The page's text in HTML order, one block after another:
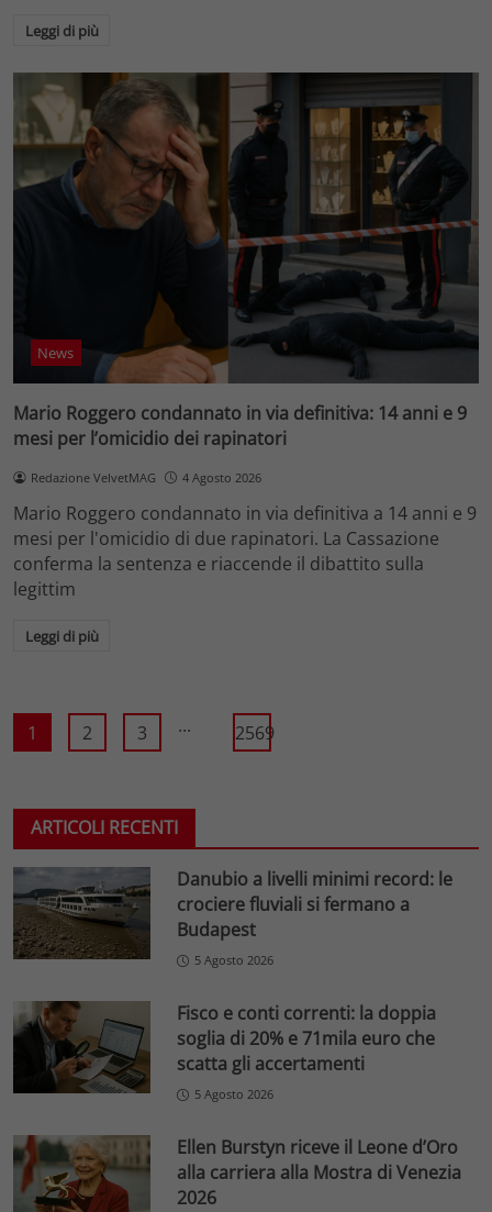
Leggi di più
News
Mario Roggero condannato in via definitiva: 14 anni e 9
mesi per l’omicidio dei rapinatori
Redazione VelvetMAG 4 Agosto 2026
Mario Roggero condannato in via definitiva a 14 anni e 9
mesi per l'omicidio di due rapinatori. La Cassazione
conferma la sentenza e riaccende il dibattito sulla
legittim
Leggi di più
1 2 3 ... 2569
ARTICOLI RECENTI
Danubio a livelli minimi record: le
crociere fluviali si fermano a
Budapest
5 Agosto 2026
Fisco e conti correnti: la doppia
soglia di 20% e 71mila euro che
scatta gli accertamenti
5 Agosto 2026
Ellen Burstyn riceve il Leone d’Oro
alla carriera alla Mostra di Venezia
2026